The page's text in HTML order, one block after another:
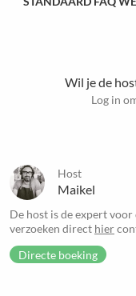
Wil je de
Log in
Host
Maikel
De host is de expert
verzoeken direct hier
Directe boeking